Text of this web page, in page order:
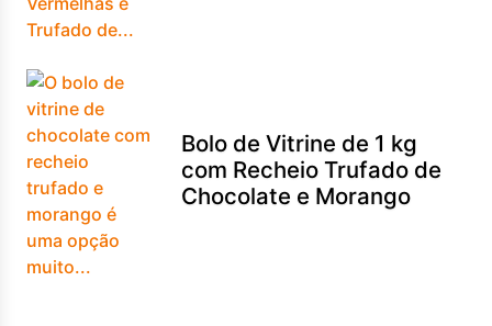
Bolo de Vitrine de 1 kg
com Recheio Trufado de
Chocolate e Morango